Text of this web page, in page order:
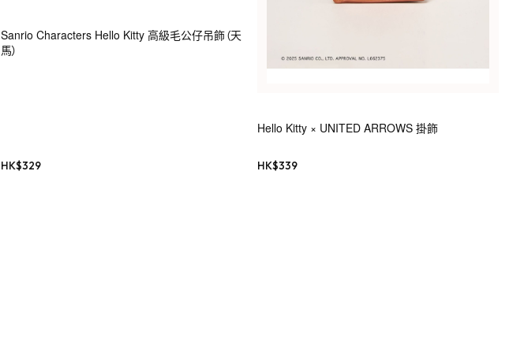
Sanrio Characters Hello Kitty 高級毛公仔吊飾（天
馬）
HK$329
Hello Kitty × UNITED ARROWS 掛飾
HK$339